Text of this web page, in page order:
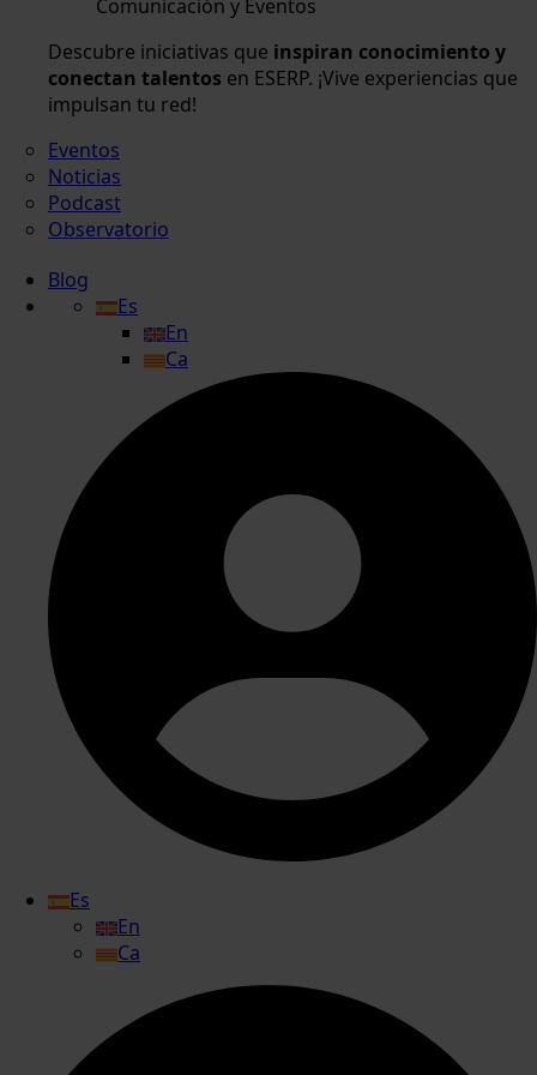
Comunicación y Eventos
Descubre iniciativas que inspiran conocimiento y
conectan talentos en ESERP. ¡Vive experiencias que
impulsan tu red!
Eventos
Noticias
Podcast
Observatorio
Blog
Es
En
Ca
Es
En
Ca